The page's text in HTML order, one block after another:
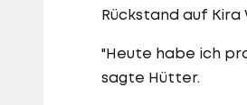
Rückstand auf Kira
"Heute habe ich
sagte Hütter.